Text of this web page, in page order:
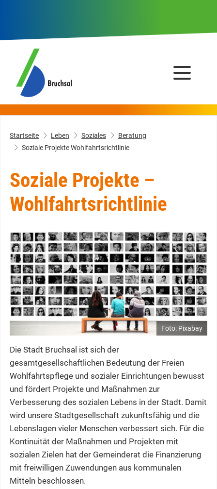
Startseite Leben Soziales
Beratung
Soziale Projekte Wohlfahrtsrichtlinie
Soziale Projekte –
Wohlfahrtsrichtlinie
Foto: Pixabay
Die Stadt Bruchsal ist sich der
gesamtgesellschaftlichen Bedeutung der Freien
Wohlfahrtspflege und sozialer Einrichtungen bewusst
und fördert Projekte und Maßnahmen zur
Verbesserung des sozialen Lebens in der Stadt. Damit
wird unsere Stadtgesellschaft zukunftsfähig und die
Lebenslagen vieler Menschen verbessert sich. Für die
Kontinuität der Maßnahmen und Projekten mit
sozialen Zielen hat der Gemeinderat die Finanzierung
mit freiwilligen Zuwendungen aus kommunalen
Mitteln beschlossen.